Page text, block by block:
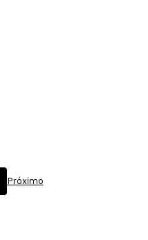
Próximo